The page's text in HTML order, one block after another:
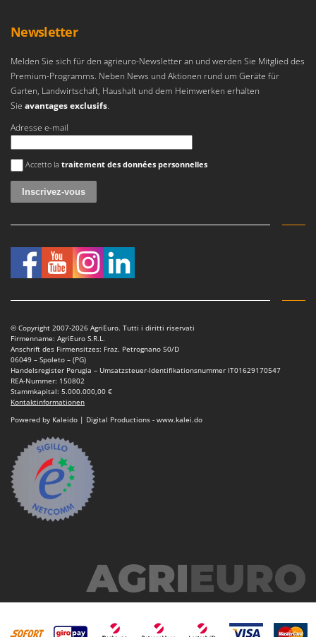
Ompagrill
Ooni
Oriental Koshin
Outdoorchef
P
Palazzetti
Palumbo Pavi
Partisani
Paterlini
Philips
Pramac
Prismafood
R
Rato
Reber
Redback
Resto Italia
Ripartrak
Ritter
River Systems
Robomow
Rossofuoco
S.T.P.
Newsletter
Melden Sie sich für den agrieuro-Newsletter an und werden Sie Mitglied des
Premium-Programms. Neben News und Aktionen rund um Geräte für
Garten, Landwirtschaft, Haushalt und dem Heimwerken erhalten
Sie avantages exclusifs.
Adresse e-mail
Une erreur est survenue
Accetto la traitement des données personnelles
© Copyright 2007-2026 AgriEuro. Tutti i diritti riservati
Firmenname: AgriEuro S.R.L.
Anschrift des Firmensitzes: Fraz. Petrognano 50/D
06049 – Spoleto – (PG)
Handelsregister Perugia – Umsatzsteuer-Identifikationsnummer IT01629170547
REA-Nummer: 150802
Stammkapital: 5.000.000,00 €
Kontaktinformationen
Powered by Kaleido | Digital Productions - www.kalei.do